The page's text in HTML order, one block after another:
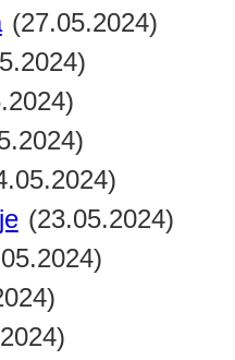
(27.05.2024)
(23.05.2024)